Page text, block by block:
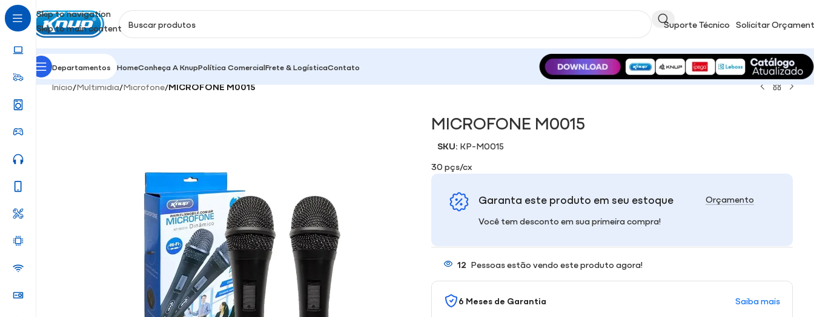
Skip to navigation
Skip to main content
Suporte Técnico Solicitar
Departamentos HomeConheça A KnupPolítica ComercialFrete & LogísticaContato
Início/Multimidia/Microfone/MICROFONE M0015
MICROFONE M0015
SKU: KP-M0015
30 pçs/cx
Garanta este produto em seu estoque
Você tem desconto em sua primeira compra!
Orçamento
12 Pessoas estão vendo este produto agora!
6 Meses de Garantia Saiba mais